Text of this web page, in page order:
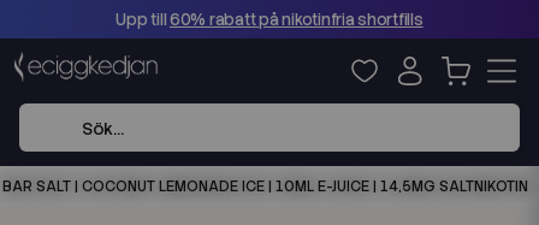
Upp till60% rabatt på nikotinfria shortfills
SALT | COCONUT LEMONADE ICE | 10ML E-JUICE | 14,5MG SALTNIKOTIN